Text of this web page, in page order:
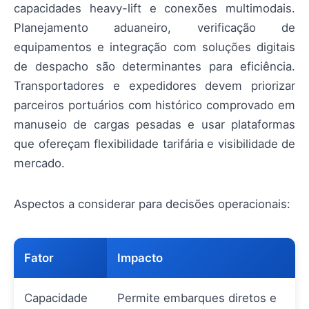
capacidades heavy-lift e conexões multimodais.
Planejamento aduaneiro, verificação de
equipamentos e integração com soluções digitais
de despacho são determinantes para eficiência.
Transportadores e expedidores devem priorizar
parceiros portuários com histórico comprovado em
manuseio de cargas pesadas e usar plataformas
que ofereçam flexibilidade tarifária e visibilidade de
mercado.
Aspectos a considerar para decisões operacionais:
Fator Impacto
Capacidade
Permite embarques diretos e